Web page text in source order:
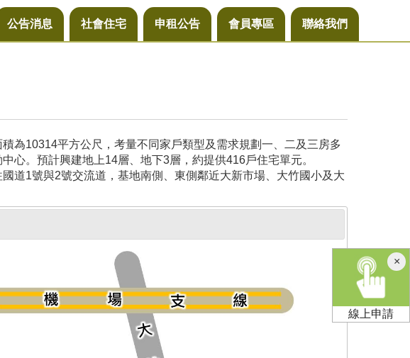
公告消息 社會住宅 申租公告 會員專區 聯絡我們
為10314平方公尺，考量不同家戶類型及需求規劃一、二及三房多
心。預計興建地上14層、地下3層，約提供416戶住宅單元。
道1號與2號交流道，基地南側、東側鄰近大新市場、大竹國小及大
×關
閉
線上申請